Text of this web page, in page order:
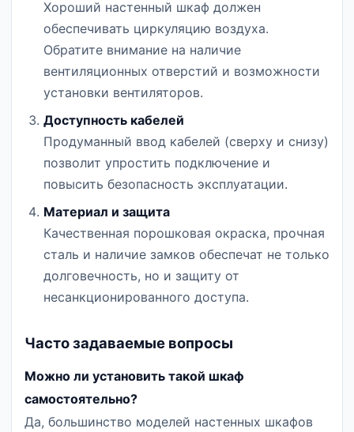
Хороший настенный шкаф должен
обеспечивать циркуляцию воздуха.
Обратите внимание на наличие
вентиляционных отверстий и возможности
установки вентиляторов.
Доступность кабелей
Продуманный ввод кабелей (сверху и снизу)
позволит упростить подключение и
повысить безопасность эксплуатации.
Материал и защита
Качественная порошковая окраска, прочная
сталь и наличие замков обеспечат не только
долговечность, но и защиту от
несанкционированного доступа.
Часто задаваемые вопросы
Можно ли установить такой шкаф
самостоятельно?
Да, большинство моделей настенных шкафов